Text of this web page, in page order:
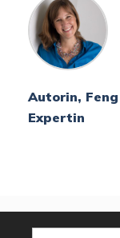
Autorin,
Expertin